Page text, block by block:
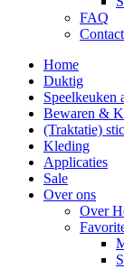
FAQ
Contact
Home
Duktig
Speelkeuken
Bewaren &
(Traktatie)
Kleding
Applicaties
Sale
Over ons
Over